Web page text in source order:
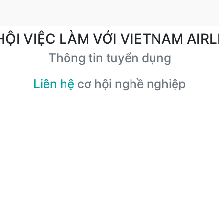
VIỆC LÀM VỚI VIETNAM
Thông tin tuyển dụng
Liên hệ cơ hội nghề nghiệp